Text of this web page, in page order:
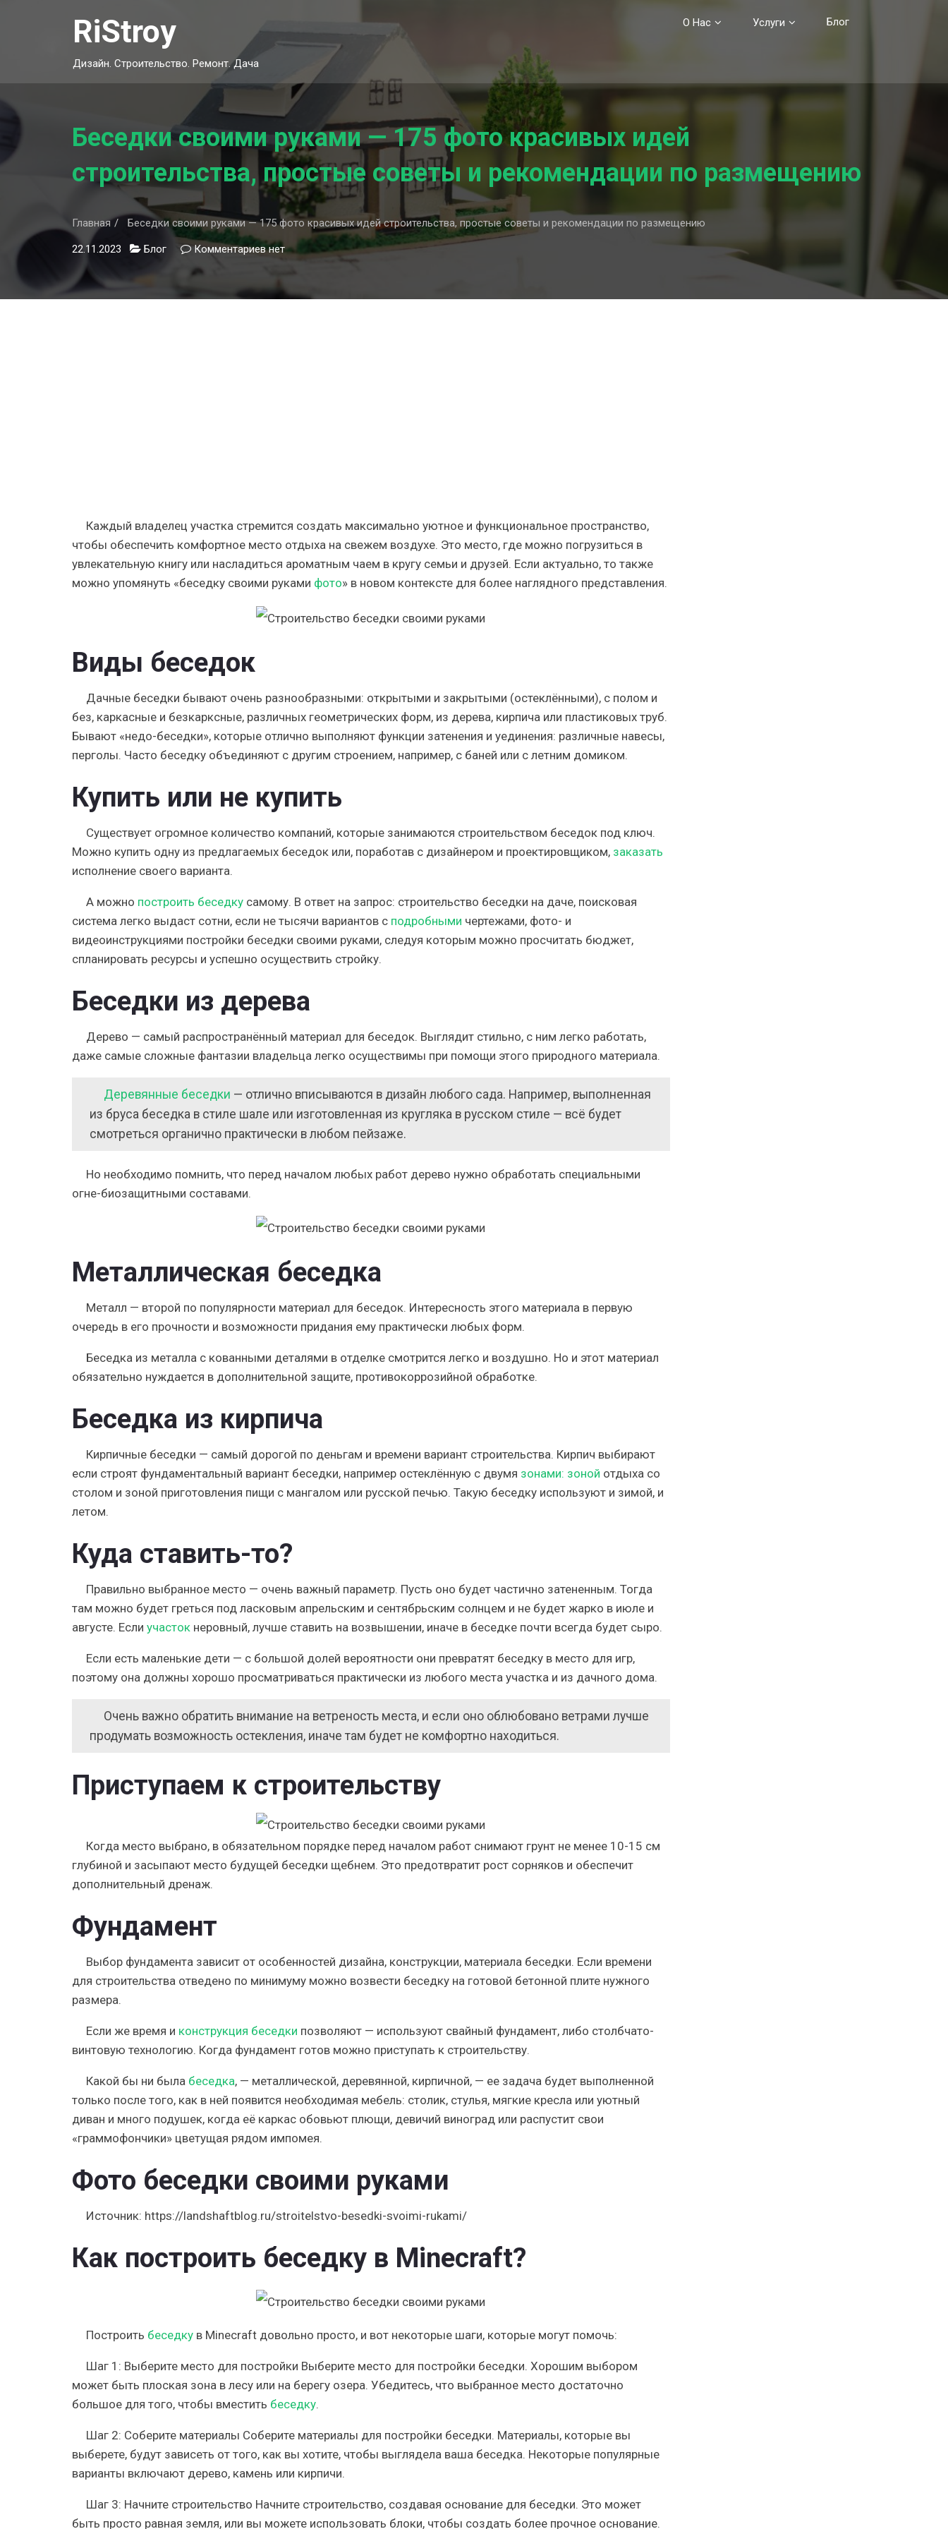
RiStroy
Дизайн. Строительство. Ремонт. Дача
О Нас Услуги Блог
Беседки своими руками — 175 фото красивых идей
строительства, простые советы и рекомендации по размещению
Главная Беседки своими руками — 175 фото красивых идей строительства, простые советы и рекомендации по размещению
22.11.2023 Блог Комментариевк
записи
своими
нет
Каждый владелец участка стремится создать максимально уютное и функциональное пространство,
чтобы обеспечить комфортное место отдыха на свежем воздухе. Это место, где можно погрузиться в
увлекательную книгу или насладиться ароматным чаем в кругу семьи и друзей. Если актуально, то также
можно упомянуть «беседку своими руками фото» в новом контексте для более наглядного представления.
Виды беседок
Дачные беседки бывают очень разнообразными: открытыми и закрытыми (остеклёнными), с полом и
без, каркасные и безкарксные, различных геометрических форм, из дерева, кирпича или пластиковых труб.
Бывают «недо-беседки», которые отлично выполняют функции затенения и уединения: различные навесы,
перголы. Часто беседку объединяют с другим строением, например, с баней или с летним домиком.
Купить или не купить
Существует огромное количество компаний, которые занимаются строительством беседок под ключ.
Можно купить одну из предлагаемых беседок или, поработав с дизайнером и проектировщиком, заказать
исполнение своего варианта.
А можно построить беседку самому. В ответ на запрос: строительство беседки на даче, поисковая
система легко выдаст сотни, если не тысячи вариантов с подробными чертежами, фото- и
видеоинструкциями постройки беседки своими руками, следуя которым можно просчитать бюджет,
спланировать ресурсы и успешно осуществить стройку.
Беседки из дерева
Дерево — самый распространённый материал для беседок. Выглядит стильно, с ним легко работать,
даже самые сложные фантазии владельца легко осуществимы при помощи этого природного материала.
Деревянные беседки — отлично вписываются в дизайн любого сада. Например, выполненная
из бруса беседка в стиле шале или изготовленная из кругляка в русском стиле — всё будет
смотреться органично практически в любом пейзаже.
Но необходимо помнить, что перед началом любых работ дерево нужно обработать специальными
огне-биозащитными составами.
Металлическая беседка
Металл — второй по популярности материал для беседок. Интересность этого материала в первую
очередь в его прочности и возможности придания ему практически любых форм.
Беседка из металла с кованными деталями в отделке смотрится легко и воздушно. Но и этот материал
обязательно нуждается в дополнительной защите, противокоррозийной обработке.
Беседка из кирпича
Кирпичные беседки — самый дорогой по деньгам и времени вариант строительства. Кирпич выбирают
если строят фундаментальный вариант беседки, например остеклённую с двумя зонами: зоной отдыха со
столом и зоной приготовления пищи с мангалом или русской печью. Такую беседку используют и зимой, и
летом.
Куда ставить-то?
Правильно выбранное место — очень важный параметр. Пусть оно будет частично затененным. Тогда
там можно будет греться под ласковым апрельским и сентябрьским солнцем и не будет жарко в июле и
августе. Если участок неровный, лучше ставить на возвышении, иначе в беседке почти всегда будет сыро.
Если есть маленькие дети — с большой долей вероятности они превратят беседку в место для игр,
поэтому она должны хорошо просматриваться практически из любого места участка и из дачного дома.
Очень важно обратить внимание на ветреность места, и если оно облюбовано ветрами лучше
продумать возможность остекления, иначе там будет не комфортно находиться.
Приступаем к строительству
Когда место выбрано, в обязательном порядке перед началом работ снимают грунт не менее 10-15 см
глубиной и засыпают место будущей беседки щебнем. Это предотвратит рост сорняков и обеспечит
дополнительный дренаж.
Фундамент
Выбор фундамента зависит от особенностей дизайна, конструкции, материала беседки. Если времени
для строительства отведено по минимуму можно возвести беседку на готовой бетонной плите нужного
размера.
Если же время и конструкция беседки позволяют — используют свайный фундамент, либо столбчато-
винтовую технологию. Когда фундамент готов можно приступать к строительству.
Какой бы ни была беседка, — металлической, деревянной, кирпичной, — ее задача будет выполненной
только после того, как в ней появится необходимая мебель: столик, стулья, мягкие кресла или уютный
диван и много подушек, когда её каркас обовьют плющи, девичий виноград или распустит свои
«граммофончики» цветущая рядом импомея.
Фото беседки своими руками
Источник: https://landshaftblog.ru/stroitelstvo-besedki-svoimi-rukami/
Как построить беседку в Minecraft?
Построить беседку в Minecraft довольно просто, и вот некоторые шаги, которые могут помочь:
Шаг 1: Выберите место для постройки Выберите место для постройки беседки. Хорошим выбором
может быть плоская зона в лесу или на берегу озера. Убедитесь, что выбранное место достаточно
большое для того, чтобы вместить беседку.
Шаг 2: Соберите материалы Соберите материалы для постройки беседки. Материалы, которые вы
выберете, будут зависеть от того, как вы хотите, чтобы выглядела ваша беседка. Некоторые популярные
варианты включают дерево, камень или кирпичи.
Шаг 3: Начните строительство Начните строительство, создавая основание для беседки. Это может
быть просто равная земля, или вы можете использовать блоки, чтобы создать более прочное основание.